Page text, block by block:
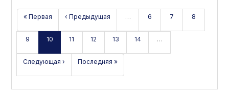
« Первая ‹ Предыдущая … 6 7 8
9 10 11 12 13 14 …
Следующая › Последняя »